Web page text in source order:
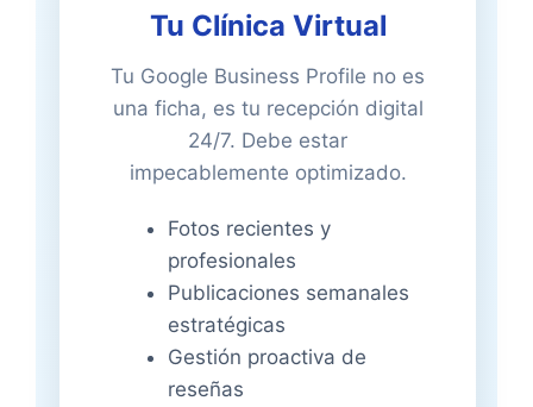
Tu Clínica Virtual
Tu Google Business Profile no es
una ficha, es tu recepción digital
24/7. Debe estar
impecablemente optimizado.
Fotos recientes y
profesionales
Publicaciones semanales
estratégicas
Gestión proactiva de
reseñas